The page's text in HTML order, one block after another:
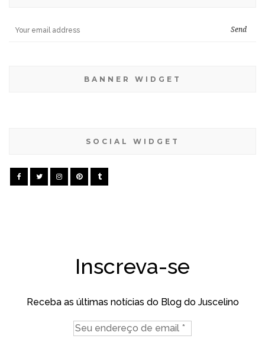
BANNER WIDGET
SOCIAL WIDGET
Inscreva-se
Receba as últimas notícias do Blog do Juscelino